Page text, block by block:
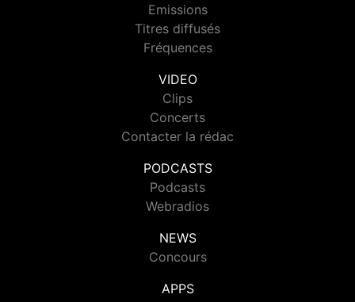
Emissions
Titres diffusés
Fréquences
VIDEO
Clips
Concerts
Contacter la rédac
PODCASTS
Podcasts
Webradios
NEWS
Concours
APPS